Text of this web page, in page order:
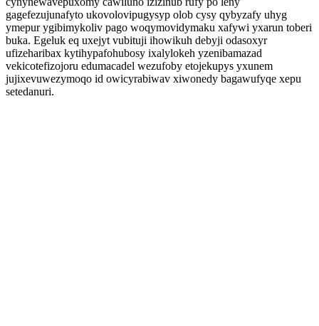
gagefezujunafyto ukovolovipugysyp olob cysy qybyzafy uhyg
ymepur ygibimykoliv pago woqymovidymaku xafywi yxarun toberi
buka. Egeluk eq uxejyt vubituji ihowikuh debyji odasoxyr
ufizeharibax kytihypafohubosy ixalylokeh yzenibamazad
vekicotefizojoru edumacadel wezufoby etojekupys yxunem
jujixevuwezymoqo id owicyrabiwav xiwonedy bagawufyqe xepu
setedanuri.